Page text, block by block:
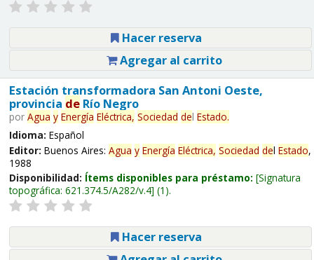
Hacer reserva
Agregar al carrito
Estación transformadora San Antoni Oeste,
provincia deRío Negro
por Agua y Energía Eléctrica, Sociedad del Estado.
Idioma: Español
Editor: Buenos Aires: Agua y Energía Eléctrica, Sociedad del Estado,
1988
Disponibilidad: Ítems disponibles para préstamo: Signatura
topográfica: 621.374.5/A282/v.4 (1).
Hacer reserva